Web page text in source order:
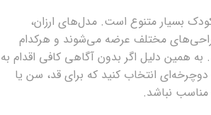
بسیار متنوع است. مدل‌های ارزان،
مختلف عرضه می‌شوند و هرکدام
همین دلیل اگر بدون آگاهی کافی اقدام به
انتخاب کنید که برای قد، سن یا
نباشد.